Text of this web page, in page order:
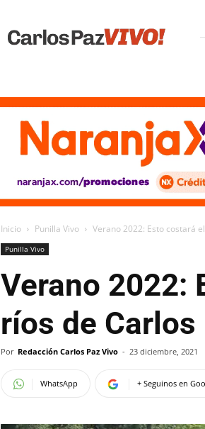
Vivo
Inicio Punilla Vivo Verano 2022: Esto costará
Punilla Vivo
Verano 2022:
ríos de
Por Redacción Carlos Paz Vivo - 23 diciembre, 2021
WhatsApp + Seguinos en